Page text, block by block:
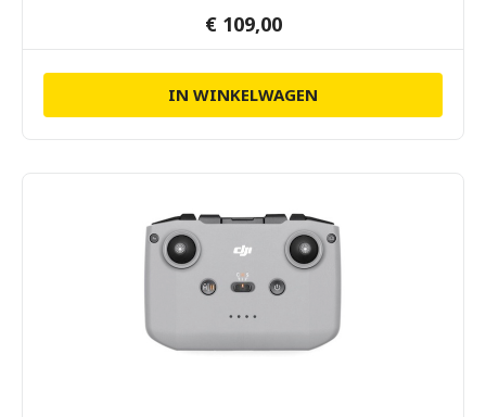
€ 109,00
IN WINKELWAGEN